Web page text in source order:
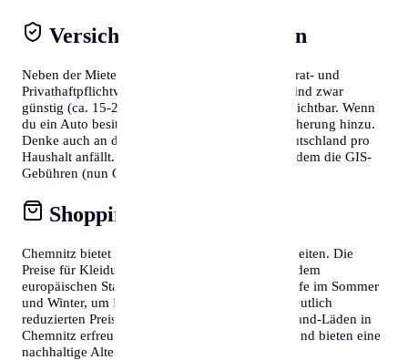
Versicherungen & Abgaben
Neben der Miete solltest du Kosten für die Hausrat- und
Privathaftpflichtversicherung einplanen. Diese sind zwar
günstig (ca. 15-20€/Monat), aber absolut unverzichtbar. Wenn
du ein Auto besitzt, kommen Steuern und Versicherung hinzu.
Denke auch an den Rundfunkbeitrag, der in Deutschland pro
Haushalt anfällt. Wer in Österreich lebt, muss zudem die GIS-
Gebühren (nun ORF-Beitrag) berücksichtigen.
Shopping & Konsum
Chemnitz bietet fantastische Shopping-Möglichkeiten. Die
Preise für Kleidung und Elektronik entsprechen dem
europäischen Standard. Nutze die Schlussverkäufe im Sommer
und Winter, um hochwertige Markenartikel zu deutlich
reduzierten Preisen zu erstehen. Auch Second-Hand-Läden in
Chemnitz erfreuen sich wachsender Beliebtheit und bieten eine
nachhaltige Alternative zum Neukauf.